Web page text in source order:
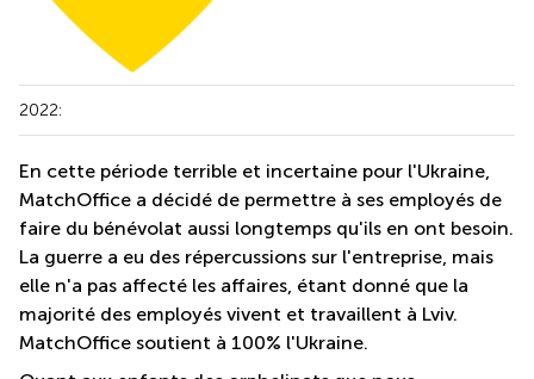
2022:
En cette période terrible et incertaine pour l'Ukraine,
MatchOffice a décidé de permettre à ses employés de
faire du bénévolat aussi longtemps qu'ils en ont besoin.
La guerre a eu des répercussions sur l'entreprise, mais
elle n'a pas affecté les affaires, étant donné que la
majorité des employés vivent et travaillent à Lviv.
MatchOffice soutient à 100% l'Ukraine.